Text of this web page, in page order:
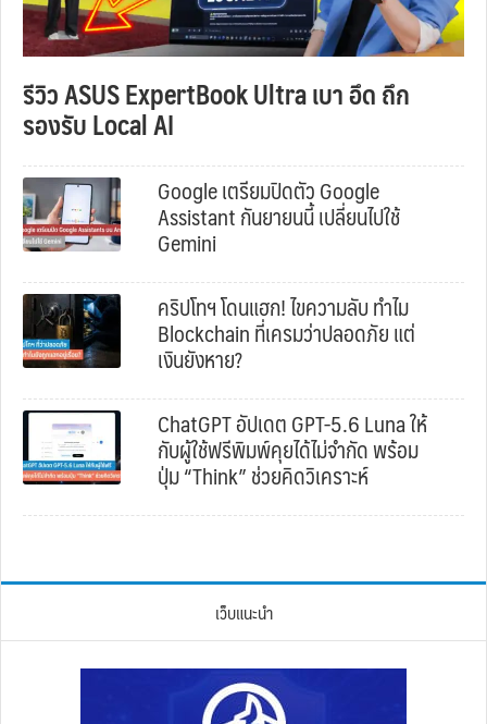
รีวิว ASUS ExpertBook Ultra เบา อึด ถึก
รองรับ Local AI
Google เตรียมปิดตัว Google
Assistant กันยายนนี้ เปลี่ยนไปใช้
Gemini
คริปโทฯ โดนแฮก! ไขความลับ ทำไม
Blockchain ที่เครมว่าปลอดภัย แต่
เงินยังหาย?
ChatGPT อัปเดต GPT-5.6 Luna ให้
กับผู้ใช้ฟรีพิมพ์คุยได้ไม่จำกัด พร้อม
ปุ่ม “Think” ช่วยคิดวิเคราะห์
เว็บแนะนำ